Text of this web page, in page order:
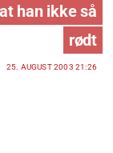
han ikke så
rødt
25. AUGUST 2003 21:26